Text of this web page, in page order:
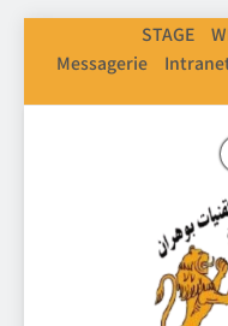
STAGE
Messagerie